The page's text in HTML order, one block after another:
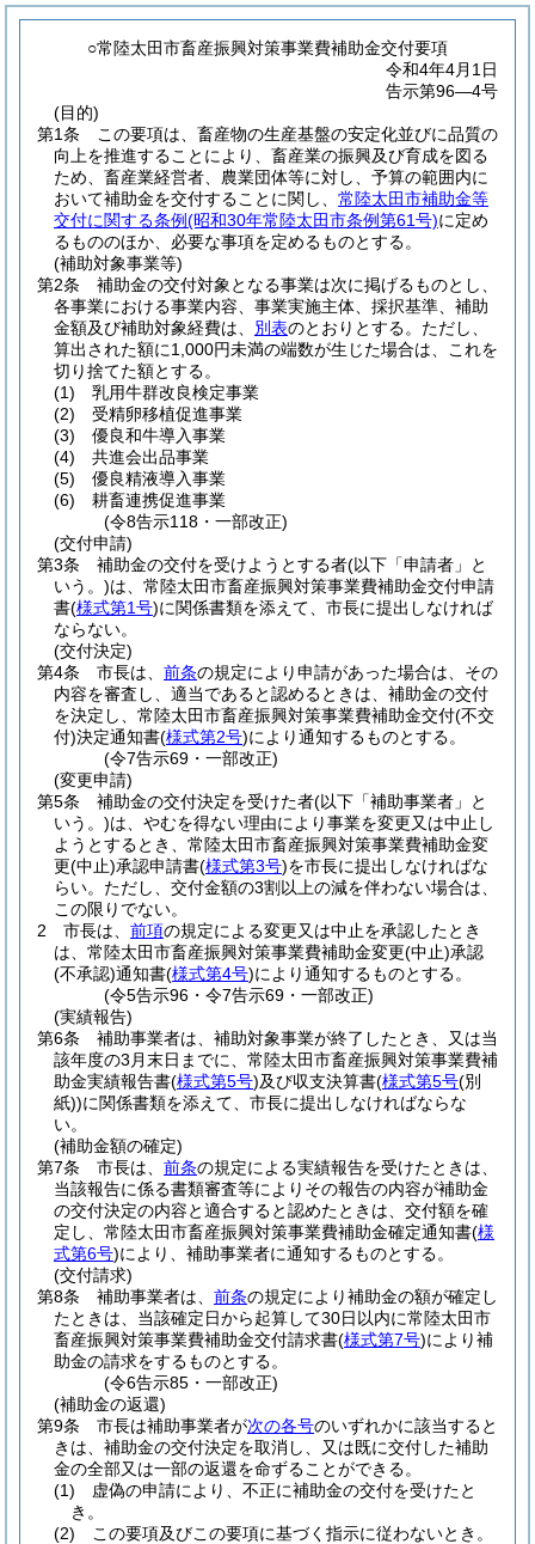
○常陸太田市畜産振興対策事業費補助金交付要項
令和4年4月1日
告示第96―4号
(目的)
第1条
この要項は、畜産物の生産基盤の安定化並びに品質の
向上を推進することにより、畜産業の振興及び育成を図る
ため、畜産業経営者、農業団体等に対し、予算の範囲内に
おいて補助金を交付することに関し、 常陸太田市補助金等
交付に関する条例(昭和30年常陸太田市条例第61号)に定め
るもののほか、必要な事項を定めるものとする。
(補助対象事業等)
第2条
補助金の交付対象となる事業は次に掲げるものとし、
各事業における事業内容、事業実施主体、採択基準、補助
金額及び補助対象経費は、 別表のとおりとする。 ただし、
算出された額に1,000円未満の端数が生じた場合は、これを
切り捨てた額とする。
(1)
乳用牛群改良検定事業
(2)
受精卵移植促進事業
(3)
優良和牛導入事業
(4)
共進会出品事業
(5)
優良精液導入事業
(6)
耕畜連携促進事業
(令8告示118・一部改正)
(交付申請)
第3条
補助金の交付を受けようとする者(以下「申請者」と
いう。)は、常陸太田市畜産振興対策事業費補助金交付申請
書(様式第1号)に関係書類を添えて、市長に提出しなければ
ならない。
(交付決定)
第4条
市長は、 前条の規定により申請があった場合は、その
内容を審査し、適当であると認めるときは、補助金の交付
を決定し、常陸太田市畜産振興対策事業費補助金交付(不交
付)決定通知書(様式第2号)により通知するものとする。
(令7告示69・一部改正)
(変更申請)
第5条
補助金の交付決定を受けた者(以下「補助事業者」と
いう。)は、やむを得ない理由により事業を変更又は中止し
ようとするとき、常陸太田市畜産振興対策事業費補助金変
更(中止)承認申請書(様式第3号)を市長に提出しなければな
らい。 ただし、交付金額の3割以上の減を伴わない場合は、
この限りでない。
2
市長は、 前項の規定による変更又は中止を承認したとき
は、常陸太田市畜産振興対策事業費補助金変更(中止)承認
(不承認)通知書(様式第4号)により通知するものとする。
(令5告示96・令7告示69・一部改正)
(実績報告)
第6条
補助事業者は、補助対象事業が終了したとき、又は当
該年度の3月末日までに、常陸太田市畜産振興対策事業費補
助金実績報告書(様式第5号)及び収支決算書(様式第5号(別
紙))に関係書類を添えて、市長に提出しなければならな
い。
(補助金額の確定)
第7条
市長は、 前条の規定による実績報告を受けたときは、
当該報告に係る書類審査等によりその報告の内容が補助金
の交付決定の内容と適合すると認めたときは、交付額を確
定し、常陸太田市畜産振興対策事業費補助金確定通知書(様
式第6号)により、補助事業者に通知するものとする。
(交付請求)
第8条
補助事業者は、 前条の規定により補助金の額が確定し
たときは、当該確定日から起算して30日以内に常陸太田市
畜産振興対策事業費補助金交付請求書(様式第7号)により補
助金の請求をするものとする。
(令6告示85・一部改正)
(補助金の返還)
第9条
市長は補助事業者が次の各号のいずれかに該当すると
きは、補助金の交付決定を取消し、又は既に交付した補助
金の全部又は一部の返還を命ずることができる。
(1)
虚偽の申請により、不正に補助金の交付を受けたと
き。
(2)
この要項及びこの要項に基づく指示に従わないとき。